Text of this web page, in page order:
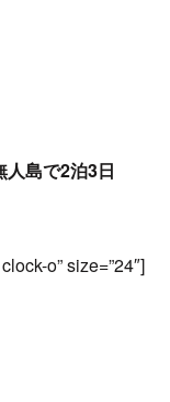
島で2泊3日
o” size=”24″]